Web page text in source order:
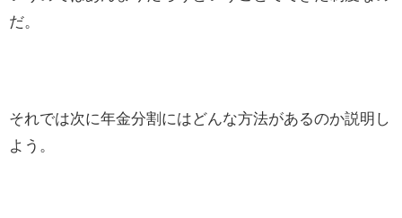
だ。
それでは次に年金分割にはどんな方法があるのか説明し
よう。